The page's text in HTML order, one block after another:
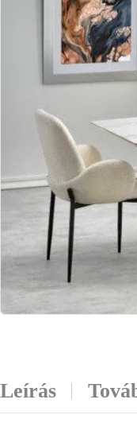
Leírás